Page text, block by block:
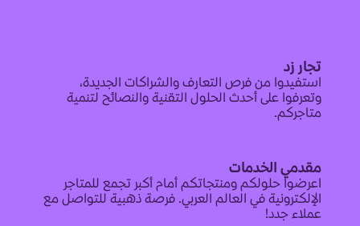
تجار زد
استفيدوا من فرص التعارف والشراكات الجديدة،
وتعرفوا على أحدث الحلول التقنية والنصائح لتنمية
متاجركم.
مقدمي الخدمات
اعرضوا حلولكم ومنتجاتكم أمام أكبر تجمع للمتاجر
الإلكترونية في العالم العربي. فرصة ذهبية للتواصل مع
عملاء جدد!